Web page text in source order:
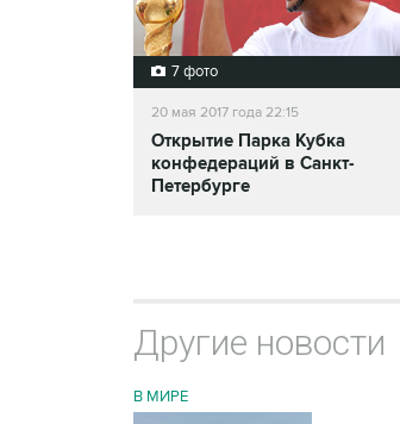
7 фото
20 мая 2017 года 22:15
Открытие Парка Кубка
конфедераций в Санкт-
Петербурге
Другие новости
В МИРЕ